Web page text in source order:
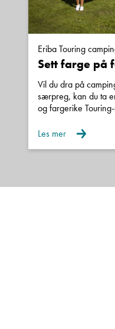
Vær oppmerksom
derfor kun angir
grunnmodell med
produsentens
Kjøretøyets vekt vil
egenvekt som er
Eriba Touring
Sett farge på
Vil du dra på
særpreg, kan du ta
og fargerike
Les mer